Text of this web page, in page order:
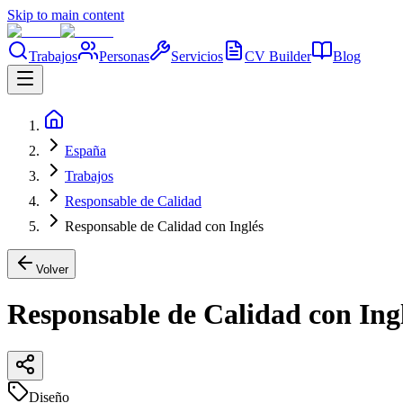
Skip to main content
Trabajos Personas Servicios CV Builder Blog
España
Trabajos
Responsable de Calidad
Responsable de Calidad con Inglés
Volver
Responsable de Calidad con
Diseño